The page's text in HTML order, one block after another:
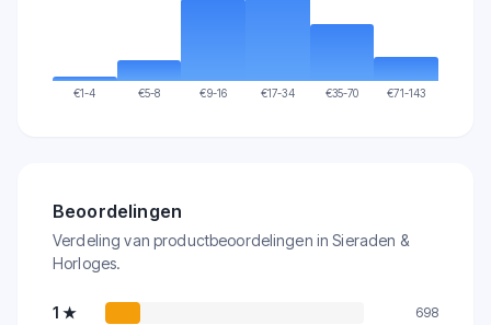
€1-4 €5-8 €9-16 €17-34 €35-70 €71-143
Beoordelingen
Verdeling van productbeoordelingen in Sieraden &
Horloges.
1 ★ 698